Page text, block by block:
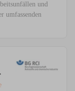
und
umfassenden